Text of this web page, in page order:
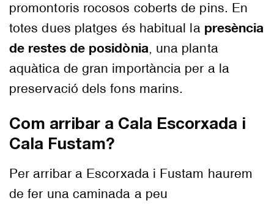
promontoris rocosos coberts de pins. En
totes dues platges és habitual lapresència
de restes de posidònia, una planta
aquàtica de gran importància per a la
preservació dels fons marins.
Com arribar a Cala Escorxada i
Cala Fustam?
Per arribar a Escorxada i Fustam haurem
de fer una caminada a peu